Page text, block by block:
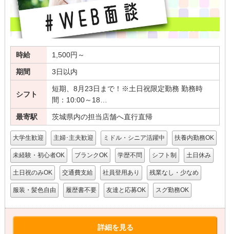
時給 1,500円～
期間 3日以内
シフト
短期、8月23日まで！※土日祝限定勤務 勤務時
間：10:00～18…
最寄駅 茨城県内の担当店舗へ直行直帰
大学生歓迎 主婦･主夫歓迎 ミドル・シニア活躍中 扶養内勤務OK
未経験・初心者OK ブランクOK 学歴不問 シフト制 土日休み
土日祝のみOK 交通費支給 社員登用あり 残業なし・少なめ
服装・髪色自由 履歴書不要 友達と応募OK スグ勤務OK
詳細を見る